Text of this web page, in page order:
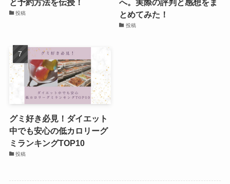
と予約方法を伝授！
投稿
へ。実際の評判と感想をま
とめてみた！
投稿
グミ好き必見！ダイエット
中でも安心の低カロリーグ
ミランキングTOP10
投稿